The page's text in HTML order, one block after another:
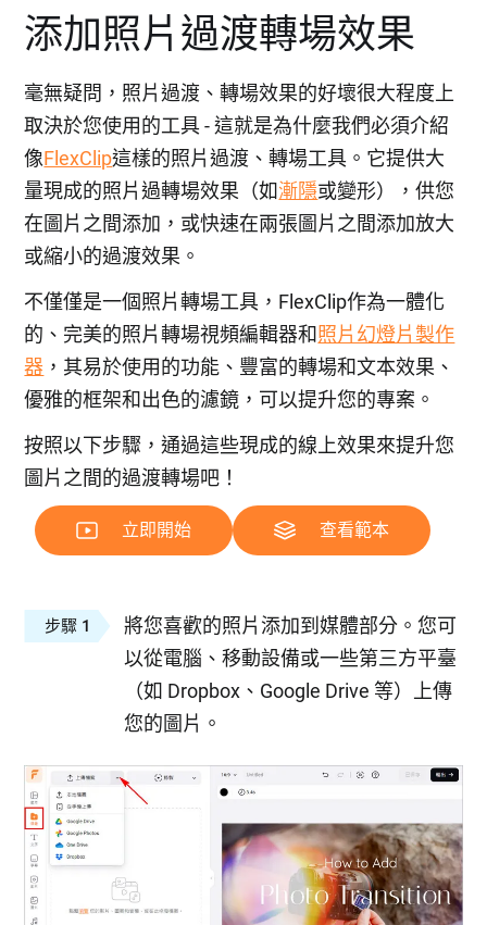
添加照片過渡轉場效果
毫無疑問，照片過渡、轉場效果的好壞很大程度上
取決於您使用的工具 - 這就是為什麼我們必須介紹
像FlexClip這樣的照片過渡、轉場工具。它提供大
量現成的照片過轉場效果（如漸隱或變形），供您
在圖片之間添加，或快速在兩張圖片之間添加放大
或縮小的過渡效果。
不僅僅是一個照片轉場工具，FlexClip作為一體化
的、完美的照片轉場視頻編輯器和照片幻燈片製作
器 ，其易於使用的功能、豐富的轉場和文本效果、
優雅的框架和出色的濾鏡，可以提升您的專案。
按照以下步驟，通過這些現成的線上效果來提升您
圖片之間的過渡轉場吧！
立即開始 查看範本
步驟 1
將您喜歡的照片添加到媒體部分。您可
以從電腦、移動設備或一些第三方平臺
（如 Dropbox、Google Drive 等）上傳
您的圖片。